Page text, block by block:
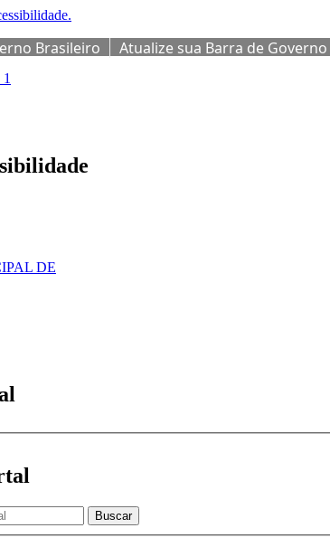
Brasileiro Atualize sua Barra de Governo
1
DE
Buscar